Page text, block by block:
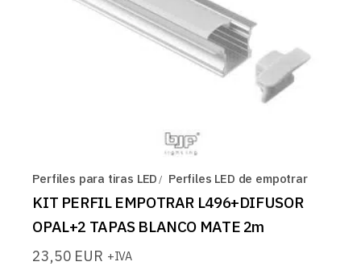
Perfiles para tiras LED Perfiles LED de empotrar
KIT PERFIL EMPOTRAR L496+DIFUSOR
OPAL+2 TAPAS BLANCO MATE 2m
23,50 EUR +IVA